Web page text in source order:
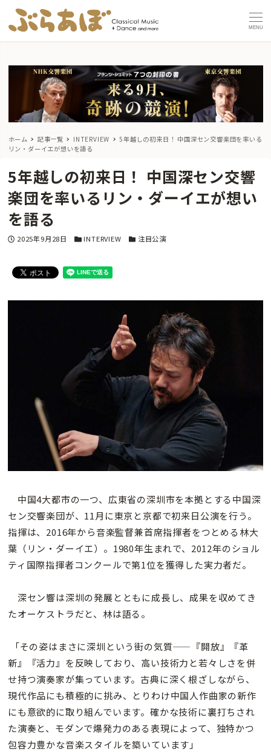
MENU
ホーム 記事一覧 INTERVIEW
5年越しの初来日！ 中国深セン交響楽団を率いる
リン・ダーイエが想いを語る
5年越しの初来日！ 中国深セン交響
楽団を率いるリン・ダーイエが想い
を語る
投稿日
2025年9月28日 カテゴリー
INTERVIEW カテゴリー
注目公演
中国4大都市の一つ、広東省の深圳市を本拠とする中国深
セン交響楽団が、11月に東京と京都で初来日公演を行う。
指揮は、2016年から音楽監督兼首席指揮者をつとめる林大
葉（リン・ダーイエ）。1980年生まれで、2012年のショル
ティ国際指揮者コンクールで第1位を獲得した実力者だ。
深セン響は深圳の発展とともに成長し、成果を収めてき
たオーケストラだと、林は語る。
「その姿はまさに深圳という街の気質——『開放』『革
新』『活力』を反映しており、高い技術力と若々しさを併
せ持つ演奏家が集っています。古典に深く根ざしながら、
現代作品にも積極的に挑み、とりわけ中国人作曲家の新作
にも意欲的に取り組んでいます。確かな技術に裏打ちされ
た演奏と、モダンで爆発力のある表現によって、独特かつ
包容力豊かな音楽スタイルを築いています」